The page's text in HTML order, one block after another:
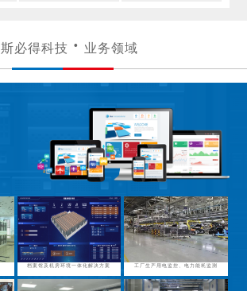
斯必得科技 业务领域
档案馆及机房环境一体化解决方案 工厂生产用电监控、电力能耗监测